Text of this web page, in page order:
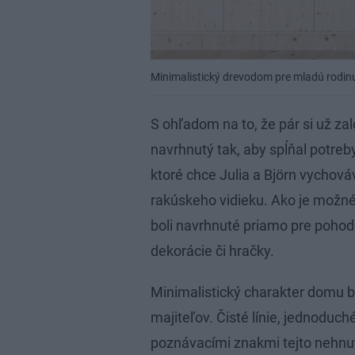
Minimalistický drevodom pre mladú
S ohľadom na to, že pár si už
navrhnutý tak, aby spĺňal
ktoré chce Julia a Björn
rakúskeho vidieku. Ako je
boli navrhnuté priamo pre
dekorácie či hračky.
Minimalistický charakter domu
majiteľov. Čisté línie,
poznávacími znakmi tejto